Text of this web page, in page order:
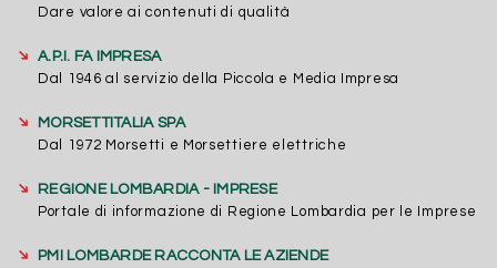
Dare valore ai contenuti di qualità
➔
A.P.I. FA IMPRESA
Dal 1946 al servizio della Piccola e Media Impresa
➔
MORSETTITALIA SPA
Dal 1972 Morsetti e Morsettiere elettriche
➔
REGIONE LOMBARDIA - IMPRESE
Portale di informazione di Regione Lombardia per le Imprese
➔
PMI LOMBARDE RACCONTA LE AZIENDE